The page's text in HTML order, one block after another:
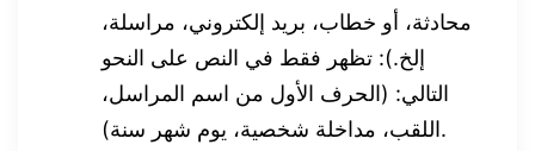
محادثة، أو خطاب، بريد إلكتروني، مراسلة،
إلخ.): تظهر فقط في النص على النحو
التالي: (الحرف الأول من اسم المراسل،
اللقب، مداخلة شخصية، يوم شهر سنة).